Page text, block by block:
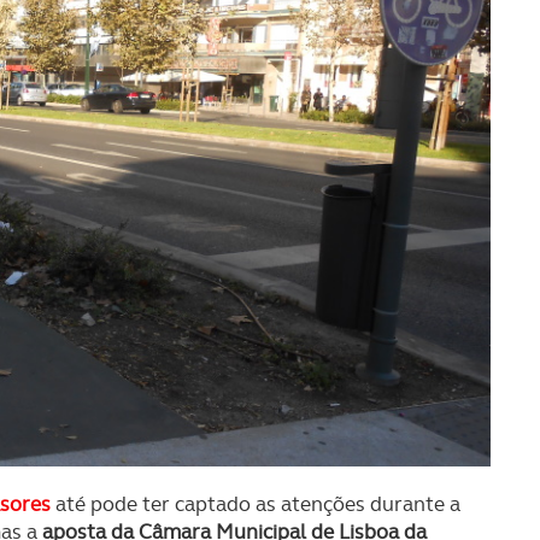
até pode ter captado as atenções durante a
aaposta da Câmara Municipal de Lisboa da